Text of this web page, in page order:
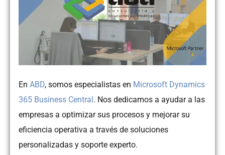
En ABD, somos especialistas en Microsoft Dynamics
365 Business Central . Nos dedicamos a ayudar a las
empresas a optimizar sus procesos y mejorar su
eficiencia operativa a través de soluciones
personalizadas y soporte experto.